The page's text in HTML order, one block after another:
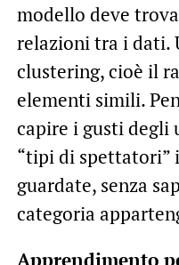
modello deve
relazioni tra i dati.
clustering, cioè il
elementi simili.
capire i gusti degli
“tipi di spettatori”
guardate, senza
categoria
Apprendimento